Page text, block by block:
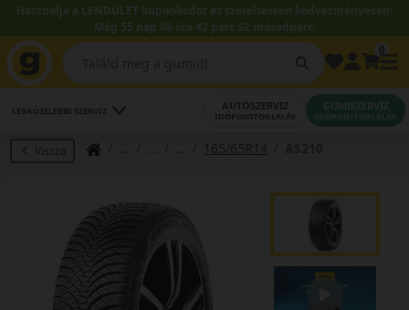
Használja a LENDÜLET kuponkódot és szereltessen kedvezményesen!
Még 55 nap 06 óra 42 perc 51 másodperc.
LEGKÖZELEBBI SZERVIZ AUTÓSZERVIZ
IDŐPONTFOGLALÁS
GUMISZERVIZ
IDŐPONTFOGLALÁS
Vissza 165/65R14